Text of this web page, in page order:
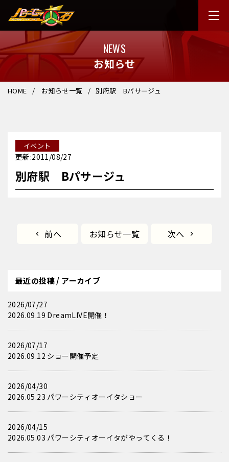
NEWS
お知らせ
HOME お知らせ一覧 別府駅 Bパサージュ
イベント
更新:2011/08/27
別府駅 Bパサージュ
前へ お知らせ一覧 次へ
最近の投稿 / アーカイブ
2026/07/27
2026.09.19 DreamLIVE開催！
2026/07/17
2026.09.12 ショー開催予定
2026/04/30
2026.05.23 パワーシティオーイタショー
2026/04/15
2026.05.03 パワーシティオーイタがやってくる！